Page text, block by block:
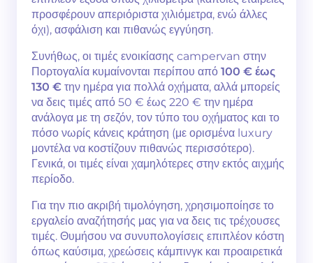
προσφέρουν απεριόριστα χιλιόμετρα, ενώ άλλες
όχι), ασφάλιση και πιθανώς εγγύηση.
Συνήθως, οι τιμές ενοικίασης campervan στην
Πορτογαλία κυμαίνονται περίπου από 100 € έως
130 € την ημέρα για πολλά οχήματα, αλλά μπορείς
να δεις τιμές από 50 € έως 220 € την ημέρα
ανάλογα με τη σεζόν, τον τύπο του οχήματος και το
πόσο νωρίς κάνεις κράτηση (με ορισμένα luxury
μοντέλα να κοστίζουν πιθανώς περισσότερο).
Γενικά, οι τιμές είναι χαμηλότερες στην εκτός αιχμής
περίοδο.
Για την πιο ακριβή τιμολόγηση, χρησιμοποίησε το
εργαλείο αναζήτησής μας για να δεις τις τρέχουσες
τιμές. Θυμήσου να συνυπολογίσεις επιπλέον κόστη
όπως καύσιμα, χρεώσεις κάμπινγκ και προαιρετικά